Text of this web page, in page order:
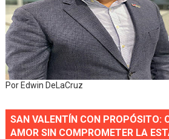
Por Edwin DeLaCruz
SAN VALENTÍN CON PROPÓSITO:
AMOR SIN COMPROMETER LA